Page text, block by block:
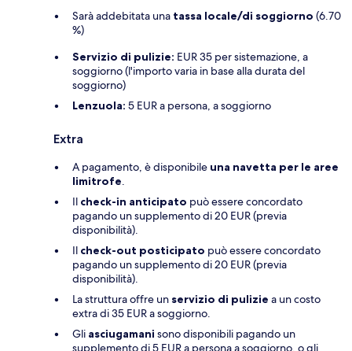
Sarà addebitata una tassa locale/di soggiorno (6.70
%)
Servizio di pulizie: EUR 35 per sistemazione, a
soggiorno (l'importo varia in base alla durata del
soggiorno)
Lenzuola: 5 EUR a persona, a soggiorno
Extra
A pagamento, è disponibile una navetta per le aree
limitrofe.
Il check-in anticipato può essere concordato
pagando un supplemento di 20 EUR (previa
disponibilità).
Il check-out posticipato può essere concordato
pagando un supplemento di 20 EUR (previa
disponibilità).
La struttura offre un servizio di pulizie a un costo
extra di 35 EUR a soggiorno.
Gli asciugamani sono disponibili pagando un
supplemento di 5 EUR a persona a soggiorno, o gli